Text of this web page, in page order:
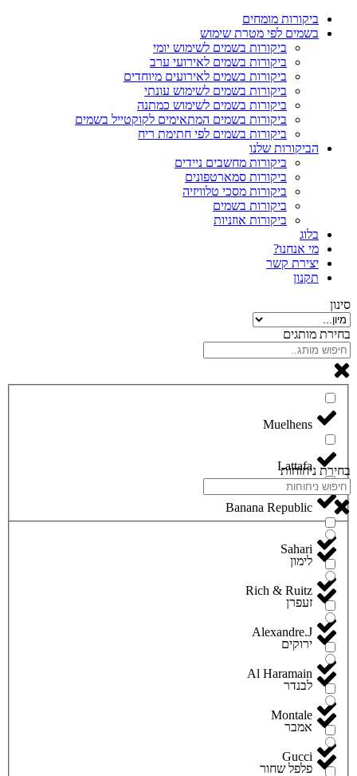
ביקורות מומחים
בשמים לפי מטרת שימוש
ביקורות בשמים לשימוש יומי
ביקורות בשמים לאירועי ערב
ביקורות בשמים לאירועים מיוחדים
ביקורות בשמים לשימוש עונתי
ביקורות בשמים לשימוש כמתנה
ביקורות בשמים המתאימים לקוקטייל בשמים
ביקורות בשמים לפי חתימת ריח
הביקורות שלנו
ביקורות מחשבים ניידים
ביקורות סמארטפונים
ביקורות מסכי טלוויזיה
ביקורות בשמים
ביקורות אוזניות
בלוג
מי אנחנו?
יצירת קשר
תקנון
סינון
בחירת מותגים
Lattafa
Banana Republic
Sahari
Rich & Ruitz
Alexandre.J
Al Haramain
Montale
Gucci
בחירת ניחוחות
לימון
זעפרן
ירוקים
לבנדר
אמבר
פלפל שחור